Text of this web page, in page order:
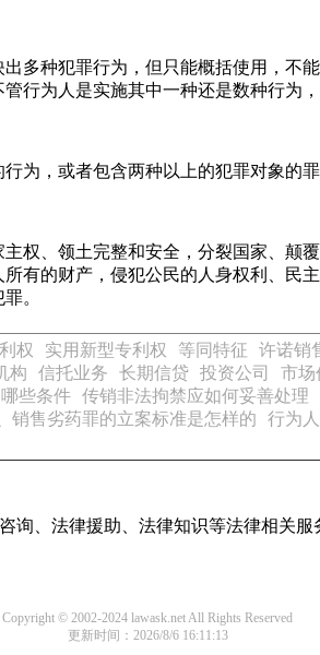
多种犯罪行为，但只能概括使用，不
行为人是实施其中一种还是数种行为，
为，或者包含两种以上的犯罪对象的罪
权、领土完整和安全，分裂国家、颠
有的财产，侵犯公民的人身权利、民
。
权 实用新型专利权 等同特征 许诺销
构 信托业务 长期信贷 投资公司 市场
些条件 传销非法拘禁应如何妥善处理
销售劣药罪的立案标准是怎样的
行为
、法律援助、法律知识等法律相关服
Copyright © 2002-2024 lawask.net All Rights Reserved
更新时间：2026/8/6 16:11:13